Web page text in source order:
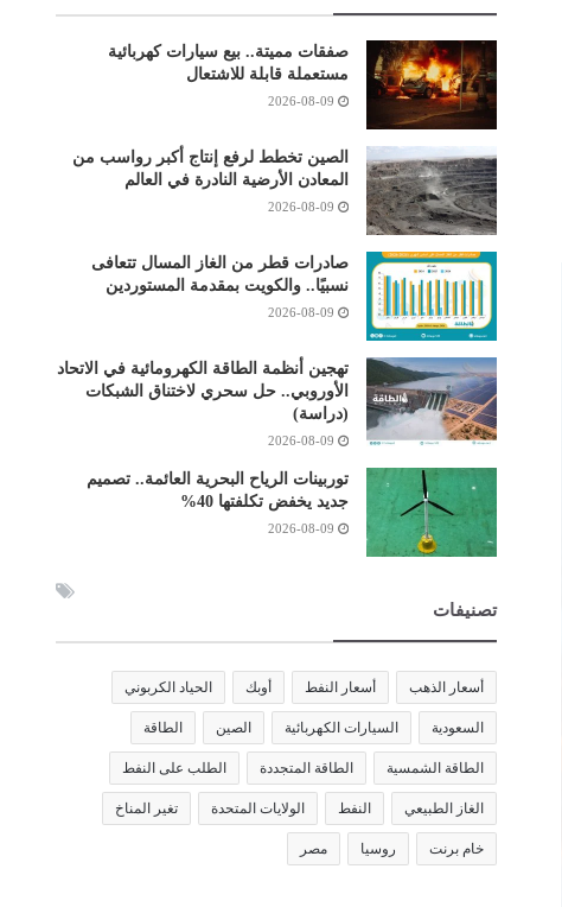
صفقات مميتة.. بيع سيارات كهربائية
مستعملة قابلة للاشتعال
2026-08-09
الصين تخطط لرفع إنتاج أكبر رواسب من
المعادن الأرضية النادرة في العالم
2026-08-09
صادرات قطر من الغاز المسال تتعافى
نسبيًا.. والكويت بمقدمة المستوردين
2026-08-09
تهجين أنظمة الطاقة الكهرومائية في الاتحاد
الأوروبي.. حل سحري لاختناق الشبكات
(دراسة)
2026-08-09
توربينات الرياح البحرية العائمة.. تصميم
جديد يخفض تكلفتها 40%
2026-08-09
تصنيفات
أسعار الذهب أسعار النفط أوبك الحياد الكربوني
السعودية السيارات الكهربائية الصين الطاقة
الطاقة الشمسية الطاقة المتجددة الطلب على النفط
الغاز الطبيعي النفط الولايات المتحدة تغير المناخ
خام برنت روسيا مصر